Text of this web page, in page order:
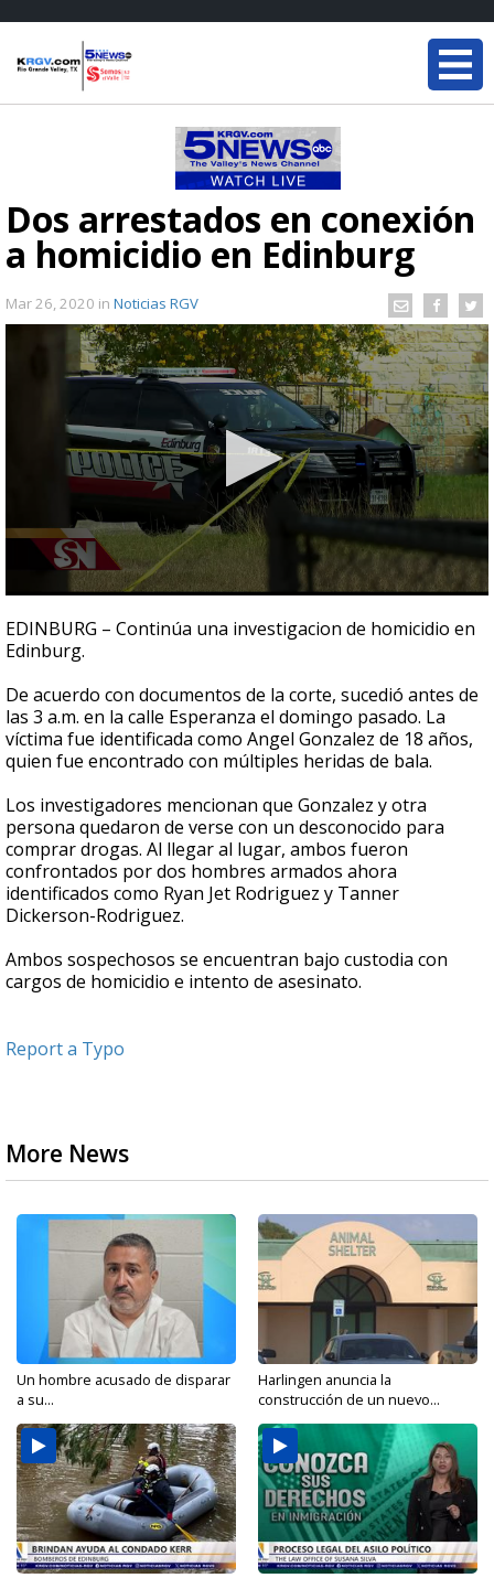
Dos arrestados en conexión
a homicidio en Edinburg
Mar 26, 2020 in Noticias RGV
seconds
of
41
EDINBURG – Continúa una investigacion de homicidio en
Edinburg.
De acuerdo con documentos de la corte, sucedió antes de
las 3 a.m. en la calle Esperanza el domingo pasado. La
víctima fue identificada como Angel Gonzalez de 18 años,
quien fue encontrado con múltiples heridas de bala.
Los investigadores mencionan que Gonzalez y otra
persona quedaron de verse con un desconocido para
comprar drogas. Al llegar al lugar, ambos fueron
confrontados por dos hombres armados ahora
identificados como Ryan Jet Rodriguez y Tanner
Dickerson-Rodriguez.
Ambos sospechosos se encuentran bajo custodia con
cargos de homicidio e intento de asesinato.
Report a Typo
More News
Un hombre acusado de disparar
a su...
Harlingen anuncia la
construcción de un nuevo...